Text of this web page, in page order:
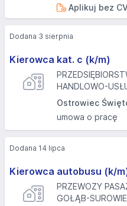
Aplikuj bez
Kierowca kat. c (k/m)
HANDLOWO-
Ostrowiec
umowa o pracę
Dodana 3 sierpnia
Kierowca autobusu (k/
PRZEWOZY
GOŁĄB-
Dodana 14 lipca